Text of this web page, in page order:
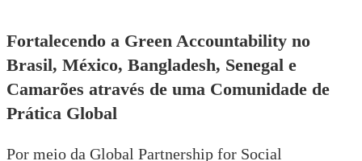
Fortalecendo a Green Accountability no
Brasil, México, Bangladesh, Senegal e
Camarões através de uma Comunidade de
Prática Global
Por meio da Global Partnership for Social